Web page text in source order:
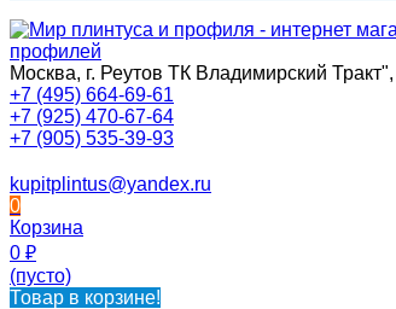
Москва, г. Реутов ТК Владимирский
+7 (495) 664-69-61
+7 (925) 470-67-64
+7 (905) 535-39-93
kupitplintus@yandex.ru
0
Корзина
0 ₽
(пусто)
Товар в корзине!